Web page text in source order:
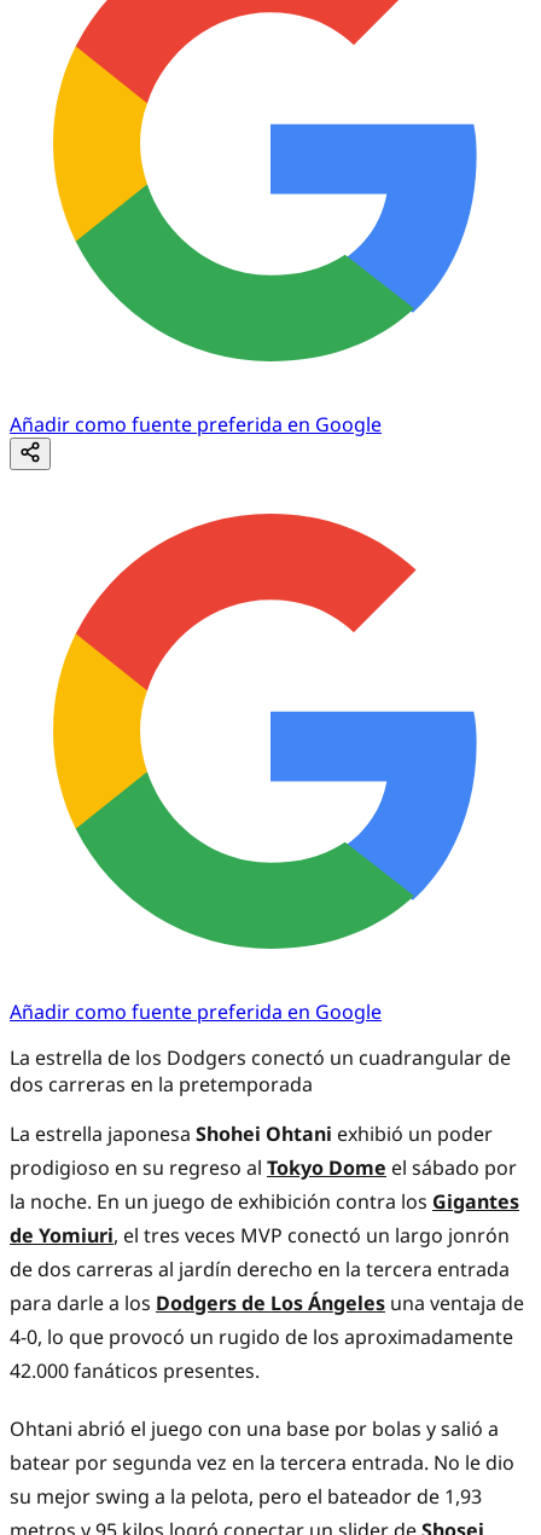
Añadir como fuente preferida en Google
Añadir como fuente preferida en Google
La estrella de los Dodgers conectó un cuadrangular de
dos carreras en la pretemporada
La estrella japonesa Shohei Ohtani exhibió un poder
prodigioso en su regreso al Tokyo Dome el sábado por
la noche. En un juego de exhibición contra los Gigantes
de Yomiuri, el tres veces MVP conectó un largo jonrón
de dos carreras al jardín derecho en la tercera entrada
para darle a los Dodgers de Los Ángeles una ventaja de
4-0, lo que provocó un rugido de los aproximadamente
42.000 fanáticos presentes.
Ohtani abrió el juego con una base por bolas y salió a
batear por segunda vez en la tercera entrada. No le dio
su mejor swing a la pelota, pero el bateador de 1,93